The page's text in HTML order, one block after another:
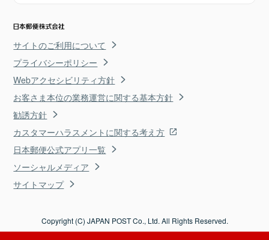
サイトのご利用について
プライバシーポリシー
Webアクセシビリティ方針
お客さま本位の業務運営に関する基本方針
勧誘方針
カスタマーハラスメントに関する考え方
日本郵便公式アプリ一覧
ソーシャルメディア
サイトマップ
Copyright (C) JAPAN POST Co., Ltd. All Rights Reserved.